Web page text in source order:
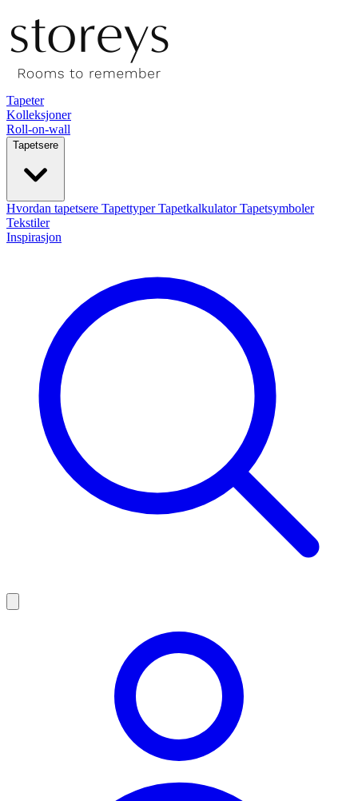
Tapeter
Kolleksjoner
Roll-on-wall
Tapetsere
Hvordan tapetsere TapettyperTapetkalkulatorTapetsymboler
Tekstiler
Inspirasjon